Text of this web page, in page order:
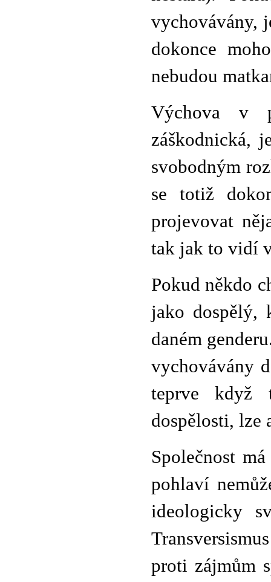
vychovávány,
dokonce
nebudou
Výchova v
záškodnická,
svobodným
se totiž
projevovat
tak jak to vidí
Pokud někdo
jako dospělý,
daném
vychovávány
teprve když
dospělosti, lze
Společnost
pohlaví
ideologicky
proti zájmům